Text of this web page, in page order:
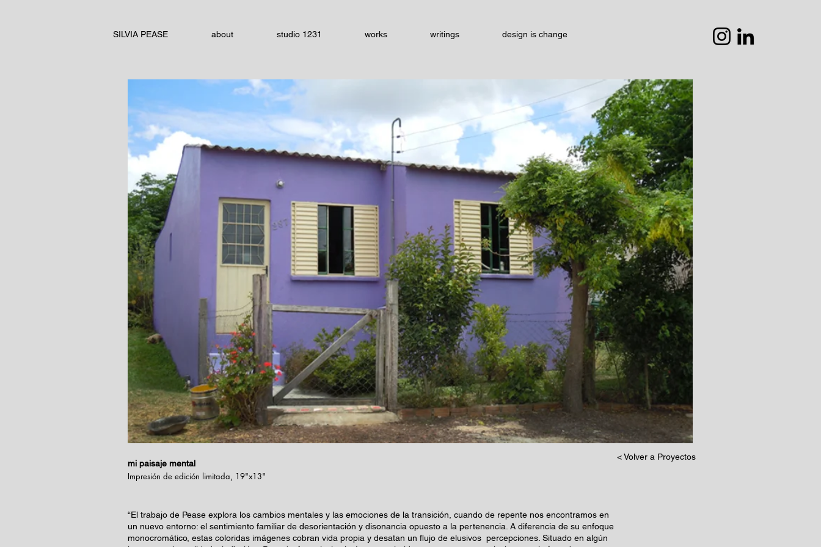
SILVIA PEASE about studio 1231 works writings design is change
mi paisaje mental
Impresión de edición limitada, 19"x13"
“El trabajo de Pease explora los cambios mentales y las emociones de la transición, cuando de repente nos encontramos en
un nuevo entorno: el sentimiento familiar de desorientación y disonancia opuesto a la pertenencia. A diferencia de su enfoque
monocromático, estas coloridas imágenes cobran vida propia y desatan un flujo de elusivos percepciones. Situado en algún
< Volver a Proyectos